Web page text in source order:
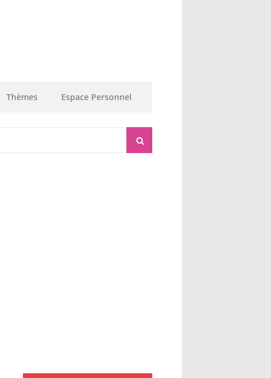
Thèmes Espace Personnel